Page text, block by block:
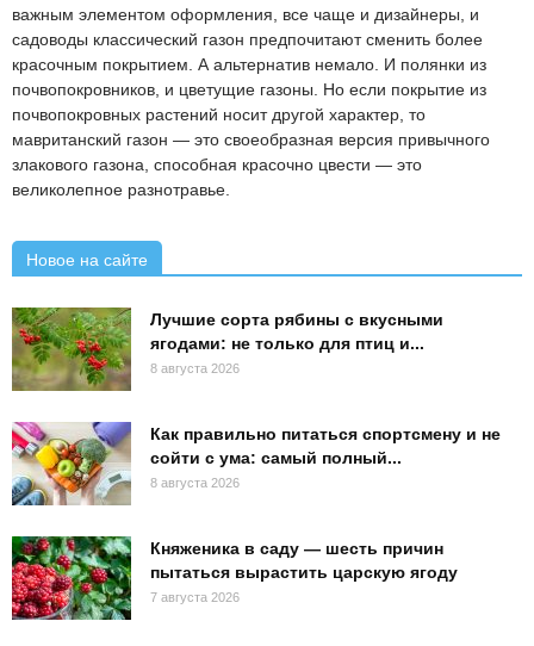
важным элементом оформления, все чаще и дизайнеры, и
садоводы классический газон предпочитают сменить более
красочным покрытием. А альтернатив немало. И полянки из
почвопокровников, и цветущие газоны. Но если покрытие из
почвопокровных растений носит другой характер, то
мавританский газон — это своеобразная версия привычного
злакового газона, способная красочно цвести — это
великолепное разнотравье.
Новое на сайте
Лучшие сорта рябины с вкусными
ягодами: не только для птиц и...
8 августа 2026
Как правильно питаться спортсмену и не
сойти с ума: самый полный...
8 августа 2026
Княженика в саду — шесть причин
пытаться вырастить царскую ягоду
7 августа 2026